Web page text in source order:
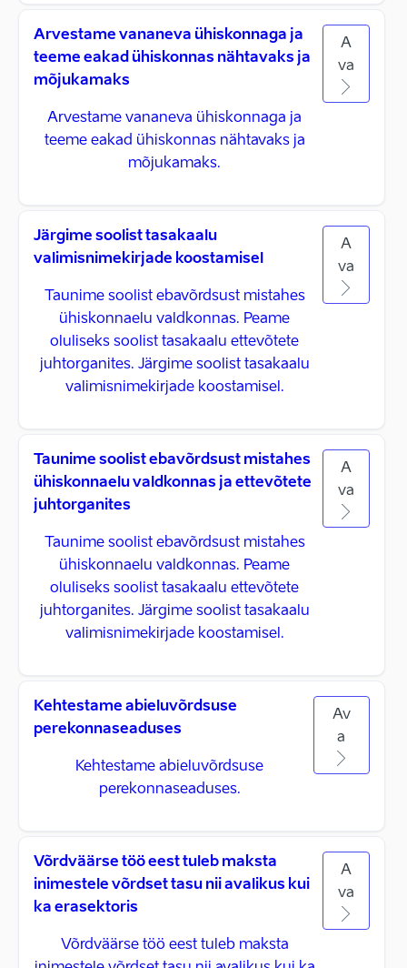
Arvestame vananeva ühiskonnaga ja
teeme eakad ühiskonnas nähtavaks ja
mõjukamaks
Arvestame vananeva ühiskonnaga ja
teeme eakad ühiskonnas nähtavaks ja
mõjukamaks.
A
va
Järgime soolist tasakaalu
valimisnimekirjade koostamisel
Taunime soolist ebavõrdsust mistahes
ühiskonnaelu valdkonnas. Peame
oluliseks soolist tasakaalu ettevõtete
juhtorganites. Järgime soolist tasakaalu
valimisnimekirjade koostamisel.
A
va
Taunime soolist ebavõrdsust mistahes
ühiskonnaelu valdkonnas ja ettevõtete
juhtorganites
Taunime soolist ebavõrdsust mistahes
ühiskonnaelu valdkonnas. Peame
oluliseks soolist tasakaalu ettevõtete
juhtorganites. Järgime soolist tasakaalu
valimisnimekirjade koostamisel.
A
va
Kehtestame abieluvõrdsuse
perekonnaseaduses
Kehtestame abieluvõrdsuse
perekonnaseaduses.
Av
a
Võrdväärse töö eest tuleb maksta
inimestele võrdset tasu nii avalikus kui
ka erasektoris
Võrdväärse töö eest tuleb maksta
A
va